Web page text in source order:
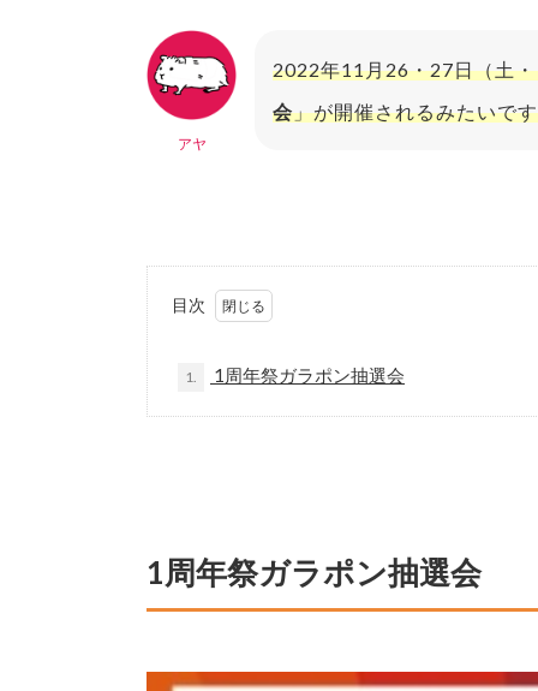
アヤ
2022年11月26・27日（土
会」が開催されるみたいで
目次
1. 1周年祭ガラポン抽選会
1周年祭ガラポン抽選会